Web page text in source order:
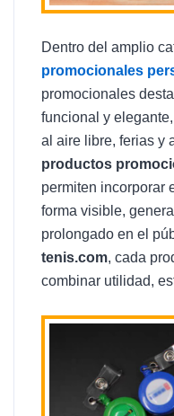
Dentro del amplio
promocionales
promocionales
funcional y
al aire libre, ferias y
productos
permiten incorporar
forma visible,
prolongado en el
tenis.com, cada
combinar utilidad,